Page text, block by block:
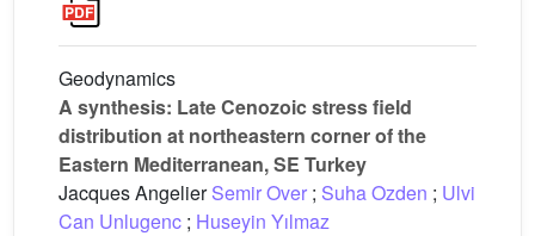
Geodynamics
A synthesis: Late Cenozoic stress field
distribution at northeastern corner of the
Eastern Mediterranean, SE Turkey
Jacques AngelierSemir Over ; Suha Ozden ; Ulvi
Can Unlugenc ; Huseyin Yılmaz